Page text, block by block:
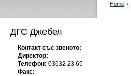
Home ›
ДГС Джебел
Контакт със звеното:
Директор:
Телефон: 03632 23 65
Факс: